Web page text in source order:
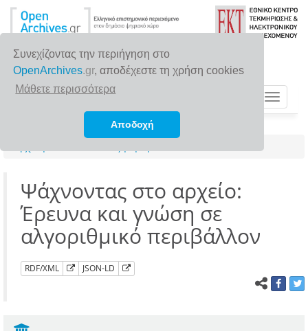
Συνεχίζοντας την περιήγηση στο
OpenArchives.gr, αποδέχεστε τη χρήση cookies
Μάθετε περισσότερα
Αποδοχή
Toggle
Ψάχνοντας στο αρχείο:
Έρευνα και γνώση σε
αλγοριθμικό περιβάλλον
RDF/XML JSON-LD